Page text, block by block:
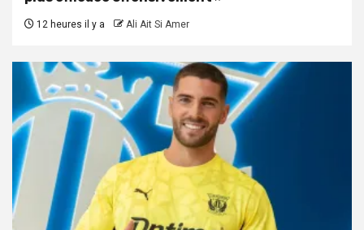
12 heures il y a Ali Ait Si Amer